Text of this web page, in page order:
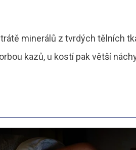
minerálů z tvrdých tělních
kazů, u kostí pak větší